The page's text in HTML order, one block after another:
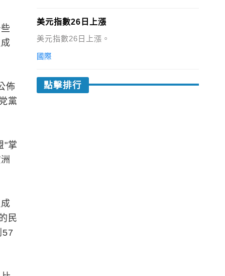
佈
黨
"掌
民
57
美元指數26日上漲
美元指數26日上漲。
國際
點擊排行